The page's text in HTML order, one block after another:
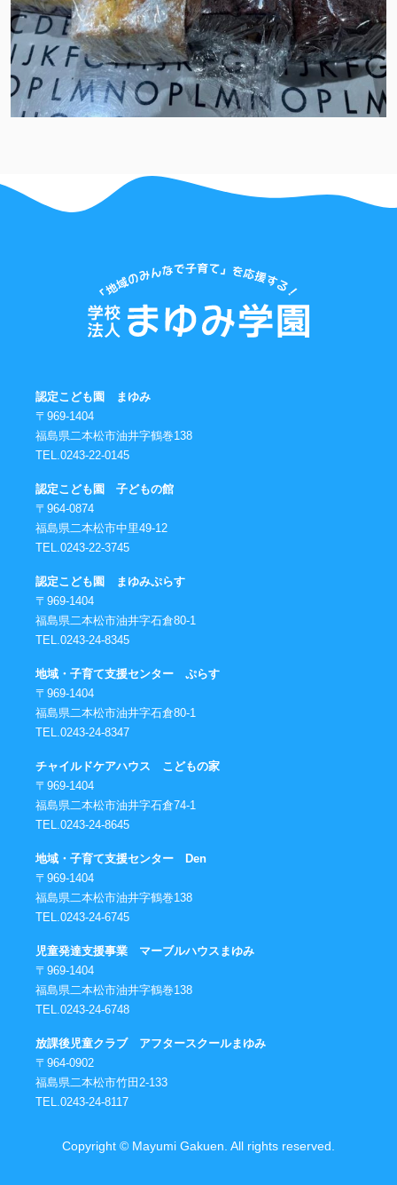
認定こども園 まゆみ
〒969-1404
福島県二本松市油井字鶴巻138
TEL.0243-22-0145
認定こども園 子どもの館
〒964-0874
福島県二本松市中里49-12
TEL.0243-22-3745
認定こども園 まゆみぷらす
〒969-1404
福島県二本松市油井字石倉80-1
TEL.0243-24-8345
地域・子育て支援センター ぷらす
〒969-1404
福島県二本松市油井字石倉80-1
TEL.0243-24-8347
チャイルドケアハウス こどもの家
〒969-1404
福島県二本松市油井字石倉74-1
TEL.0243-24-8645
地域・子育て支援センター Den
〒969-1404
福島県二本松市油井字鶴巻138
TEL.0243-24-6745
児童発達支援事業 マーブルハウスまゆみ
〒969-1404
福島県二本松市油井字鶴巻138
TEL.0243-24-6748
放課後児童クラブ アフタースクールまゆみ
〒964-0902
福島県二本松市竹田2-133
TEL.0243-24-8117
Copyright © Mayumi Gakuen. All rights reserved.